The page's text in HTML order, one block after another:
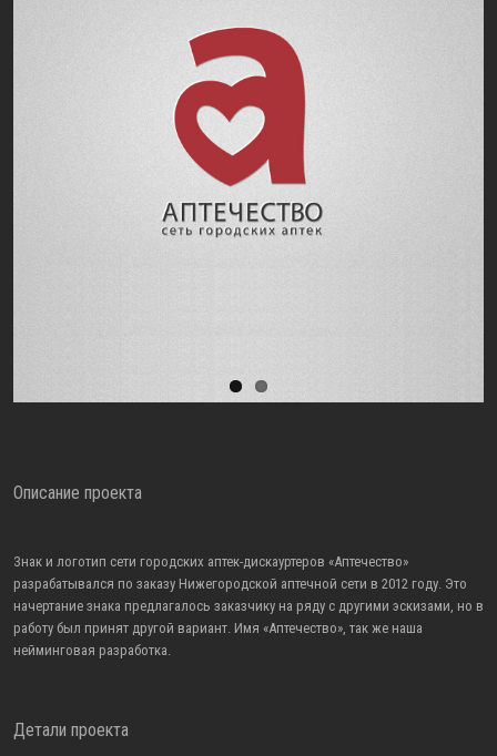
Описание проекта
Знак и логотип сети городских аптек-дискауртеров «Аптечество»
разрабатывался по заказу Нижегородской аптечной сети в 2012 году. Это
начертание знака предлагалось заказчику на ряду с другими эскизами, но в
работу был принят другой вариант. Имя «Аптечество», так же наша
нейминговая разработка.
Детали проекта